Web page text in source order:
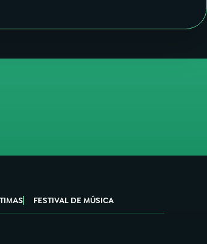
FESTIVAL DE MÚSICA